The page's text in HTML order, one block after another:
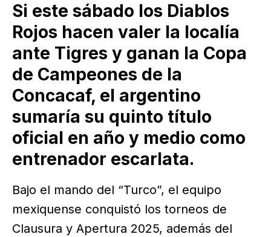
Si este sábado los Diablos
Rojos hacen valer la localía
ante Tigres y ganan la Copa
de Campeones de la
Concacaf, el argentino
sumaría su quinto título
oficial en año y medio como
entrenador escarlata.
Bajo el mando del “Turco”, el equipo
mexiquense conquistó los torneos de
Clausura y Apertura 2025, además del